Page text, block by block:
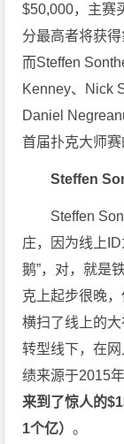
$50,000，主赛
分最高者将获
而Steffen
Kenney、Nick
Daniel
首届扑克大师赛
Steffen
Steffen
庄，因为线上ID
鹅”，对，就是
克上起步很晚
横扫了线上的
转型线下，在
绩来源于2015
来到了惊人的
1个亿）。